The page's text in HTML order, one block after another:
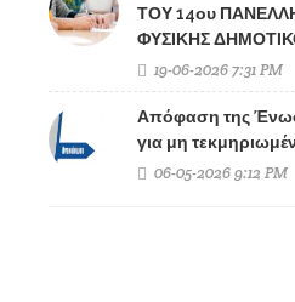
ΤΟΥ 14ου
ΦΥΣΙΚΗΣ
19-06-2026 7:31 PM
Απόφαση της
για μη
06-05-2026 9:12 PM